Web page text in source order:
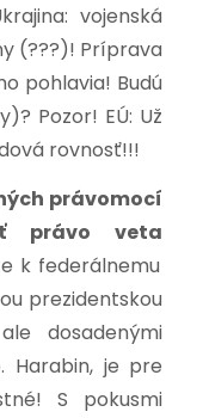
vojenská
(???)! Príprava
pohlavia! Budú
Pozor! EÚ: Už
rovnosť!!!
právomocí
právo veta
k federálnemu
prezidentskou
dosadenými
je pre
S pokusmi